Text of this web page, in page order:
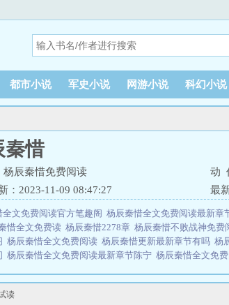
都市小说 军史小说 网游小说 科幻小说
秦惜
辰秦惜免费阅读 动
：2023-11-09 08:47:27
最
全文免费阅读官方笔趣阁 杨辰秦惜全文免费阅读最新章
惜全文免费读 杨辰秦惜2278章 杨辰秦惜不败战神免费
杨辰秦惜全文免费阅读 杨辰秦惜更新最新章节有吗 杨
杨辰秦惜全文免费阅读最新章节陈宁 杨辰秦惜全文免
惜更新最快快杨辰秦惜最新章节阅读杨辰秦惜免费阅
惜最新更新免费资源
读